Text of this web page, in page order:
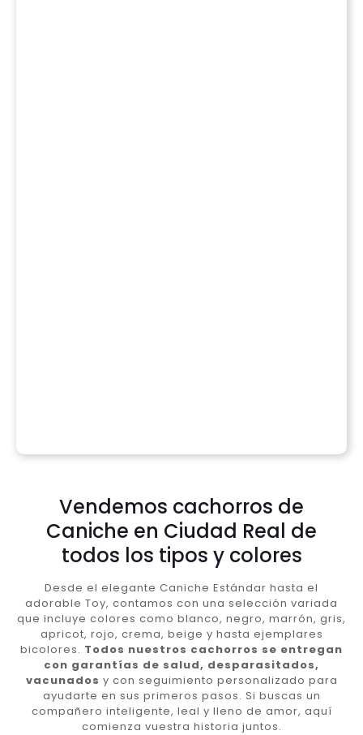
Vendemos cachorros de
Caniche en Ciudad Real de
todos los tipos y colores
Desde el elegante Caniche Estándar hasta el
adorable Toy, contamos con una selección variada
que incluye colores como blanco, negro, marrón, gris,
apricot, rojo, crema, beige y hasta ejemplares
bicolores. Todos nuestros cachorros se entregan
con garantías de salud, desparasitados,
vacunados y con seguimiento personalizado para
ayudarte en sus primeros pasos. Si buscas un
compañero inteligente, leal y lleno de amor, aquí
comienza vuestra historia juntos.